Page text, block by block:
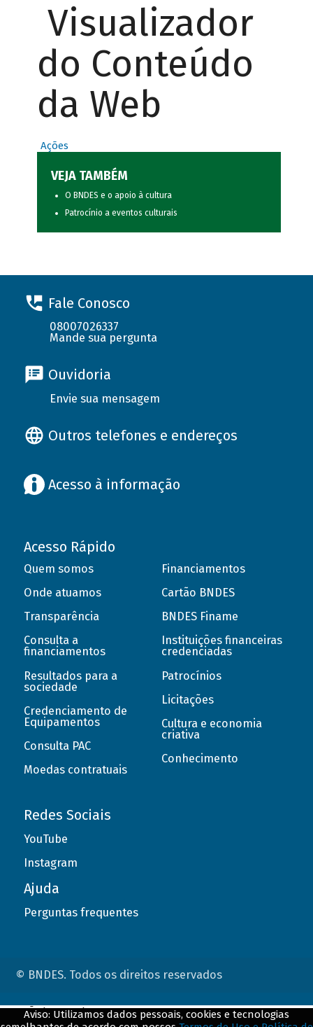
Visualizador
do Conteúdo
da Web
Ações
VEJA TAMBÉM
O BNDES e o apoio à cultura
Patrocínio a eventos culturais
Fale Conosco
08007026337
Mande sua pergunta
Ouvidoria
Envie sua mensagem
Outros telefones e endereços
Acesso à informação
Acesso Rápido
Quem somos
Onde atuamos
Transparência
Consulta a
financiamentos
Resultados para a
sociedade
Credenciamento de
Equipamentos
Consulta PAC
Moedas contratuais
Financiamentos
Cartão BNDES
BNDES Finame
Instituições financeiras
credenciadas
Patrocínios
Licitações
Cultura e economia
criativa
Conhecimento
Redes Sociais
YouTube
Instagram
Ajuda
Perguntas frequentes
© BNDES. Todos os direitos reservados
Aviso: Utilizamos dados pessoais, cookies e tecnologias
ConteÃºdo complementar